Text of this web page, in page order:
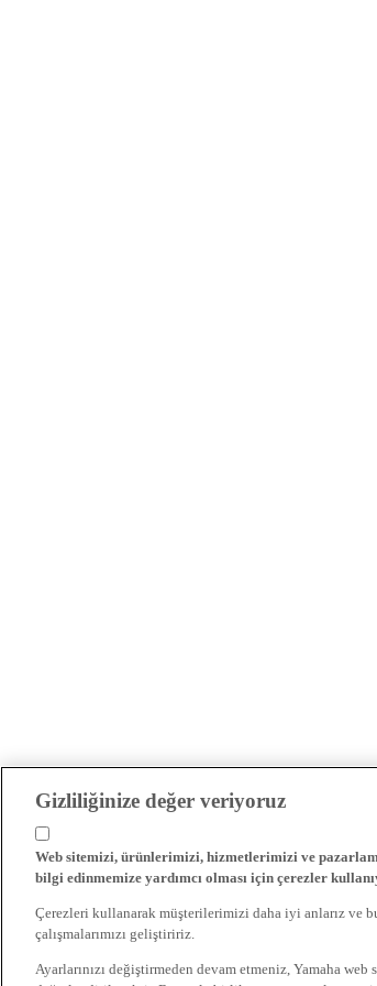
Gizliliğinize değer veriyoruz
Web sitemizi, ürünlerimizi, hizmetlerimizi ve
bilgi edinmemize yardımcı olması için çerezler
Çerezleri kullanarak müşterilerimizi daha iyi anlarız ve
çalışmalarımızı geliştiririz.
Ayarlarınızı değiştirmeden devam etmeniz, Yamaha